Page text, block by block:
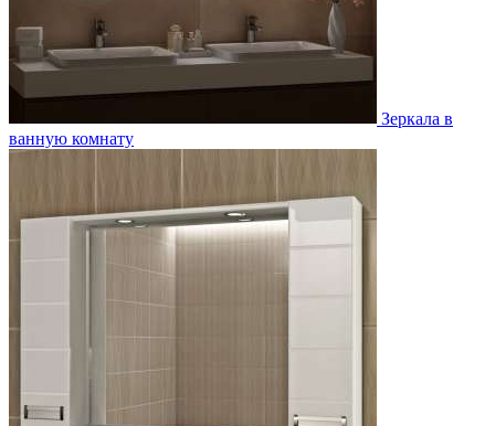
Зеркала в
ванную комнату